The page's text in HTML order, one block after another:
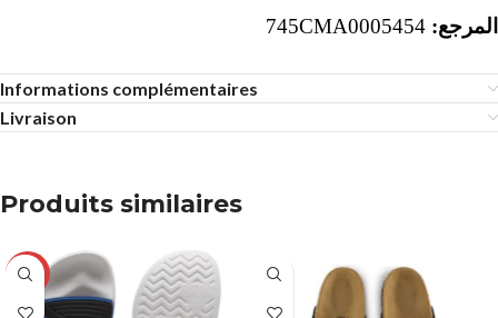
المرجع: 745CMA0005454
Informations complémentaires
Livraison
Produits similaires
-23%